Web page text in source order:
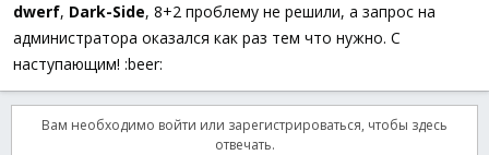
dwerf, Dark-Side, 8+2 проблему не решили, а запрос на
администратора оказался как раз тем что нужно. С
наступающим! :beer:
Вам необходимо войти или зарегистрироваться, чтобы здесь
отвечать.